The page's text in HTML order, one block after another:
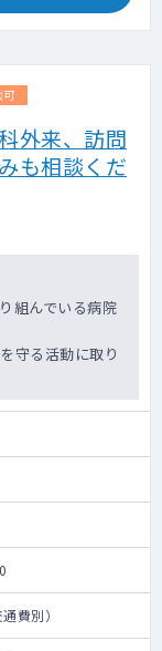
可
外来、訪問
も相談くだ
組んでいる病院
守る活動に取り
費別）